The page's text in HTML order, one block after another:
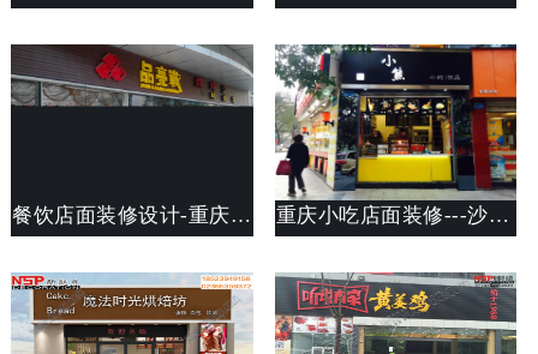
餐饮店面装修设计-重庆沙坪坝品亮城烧鸡公店面装修 重庆小吃店面装修---沙坪坝天星桥小熊小吃店装修